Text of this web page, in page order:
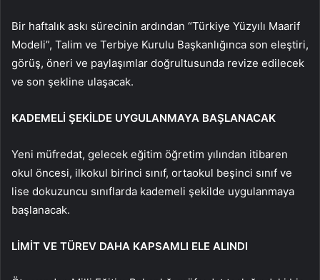
Bir haftalık askı sürecinin ardından “Türkiye Yüzyılı Maarif
Modeli”, Talim ve Terbiye Kurulu Başkanlığınca son eleştiri,
görüş, öneri ve paylaşımlar doğrultusunda revize edilecek
ve son şekline ulaşacak.
KADEMELİ ŞEKİLDE UYGULANMAYA BAŞLANACAK
Yeni müfredat, gelecek eğitim öğretim yılından itibaren
okul öncesi, ilkokul birinci sınıf, ortaokul beşinci sınıf ve
lise dokuzuncu sınıflarda kademeli şekilde uygulanmaya
başlanacak.
LİMİT VE TÜREV DAHA KAPSAMLI ELE ALINDI